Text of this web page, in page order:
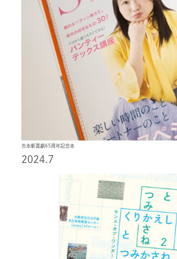
吉本新喜劇65周年記念本
2024.7